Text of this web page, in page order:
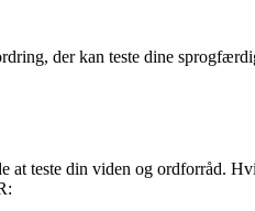
der kan teste dine
teste din viden og ordforråd.